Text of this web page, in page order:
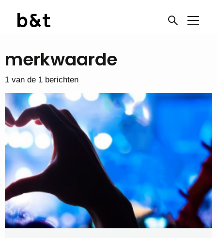
merkwaarde
1 van de 1 berichten